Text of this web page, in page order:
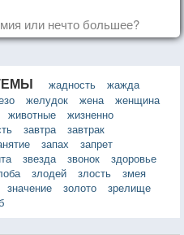
или нечто большее?
жадность
жажда
желудок жена
женщина
животные
жизненно
завтра
завтрак
запах
запрет
звезда звонок
здоровье
злодей злость
змея
значение золото
зрелище